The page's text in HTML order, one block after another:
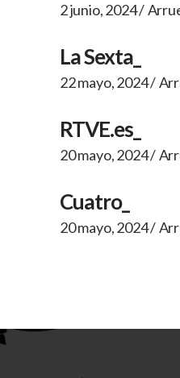
2 junio, 2024
La Sexta_
22 mayo, 2024
RTVE.es_
20 mayo, 2024
Cuatro_
20 mayo, 2024